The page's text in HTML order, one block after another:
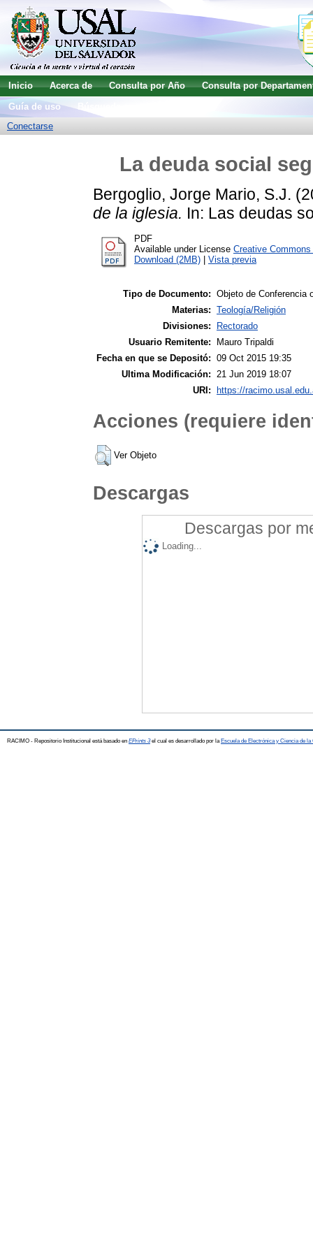
Inicio Acerca de Consulta por Año
Consulta por
Guía de uso
Conectarse
La deuda social
Bergoglio, Jorge Mario, S.J.
de la iglesia. In: Las deudas
PDF
Available under License Creative
Download (2MB)
Vista previa
Tipo de Documento: Objeto de Conferencia
Materias: Teología/Religión
Divisiones:
Rectorado
Usuario Remitente:
Mauro Tripaldi
Fecha en que se Depositó: 09 Oct 2015 19:35
Ultima Modificación: 21 Jun 2019 18:07
URI:
https://
Acciones (requiere
Ver Objeto
Descargas
Descargas por
Loading...
RACIMO - Repositorio Institucional está basado en EPrints 3el cual es desarrollado por la Escuela de Electrónica y Ciencia de la